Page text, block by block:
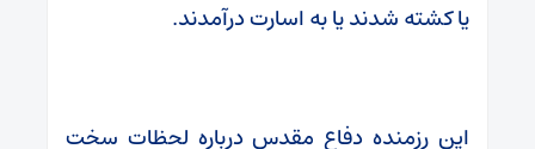
یا کشته شدند یا به اسارت درآمدند.
این رزمنده دفاع مقدس درباره لحظات سخت